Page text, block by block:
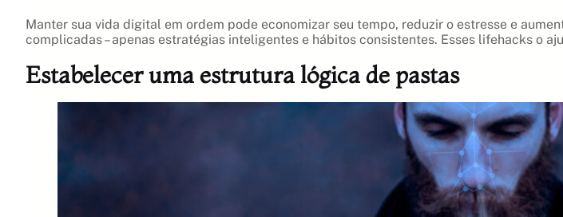
Manter sua vida digital em ordem pode economizar seu tempo, reduzir o estresse e
complicadas – apenas estratégias inteligentes e hábitos consistentes. Esses lifehacks o
Estabelecer uma estrutura lógica de pastas